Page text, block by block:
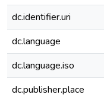
dc.identifier.uri
dc.language
dc.language.iso
dc.publisher.place